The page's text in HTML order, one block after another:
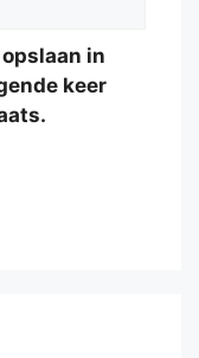
in
keer